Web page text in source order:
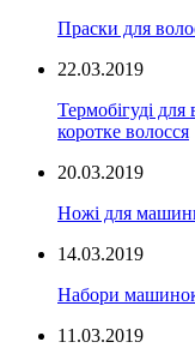
Праски для
22.03.2019
Термобігуді
коротке волосся
20.03.2019
Ножі для
14.03.2019
Набори
11.03.2019